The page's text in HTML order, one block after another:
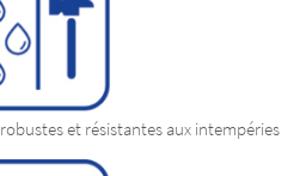
et résistantes aux intempéries